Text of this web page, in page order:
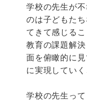
学校の先生が
のは子どもた
てきて感じる
教育の課題解
面を俯瞰的に
に実現してい
学校の先生っ